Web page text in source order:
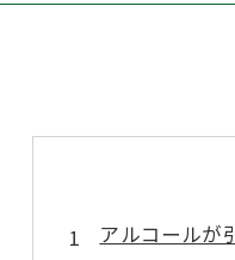
アルコールが